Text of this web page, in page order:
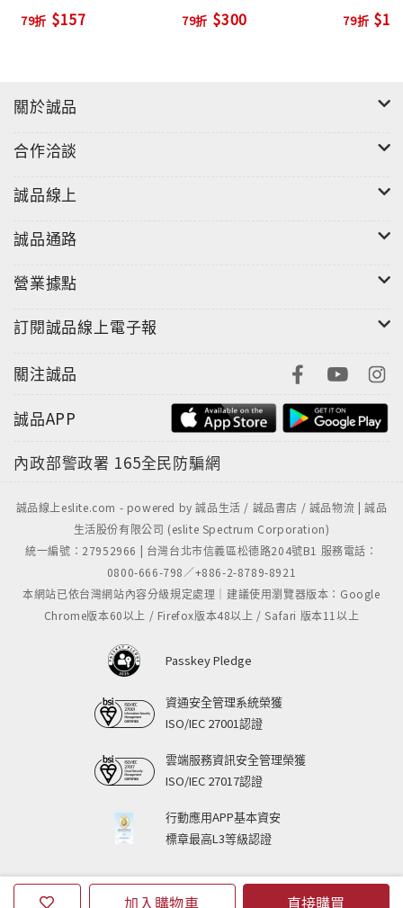
加入購物車 直接購買
79折 $157 79折 $300 79折
關於誠品
合作洽談
誠品線上
誠品通路
營業據點
訂閱誠品線上電子報
關注誠品
誠品APP
內政部警政署 165全民防騙網
誠品線上eslite.com - powered by 誠品生活 / 誠品書店 / 誠品物流 | 誠品
生活股份有限公司 (eslite Spectrum Corporation)
統一編號：27952966 | 台灣台北市信義區松德路204號B1 服務電話：
0800-666-798／+886-2-8789-8921
本網站已依台灣網站內容分級規定處理｜建議使用瀏覽器版本：Google
Chrome版本60以上 / Firefox版本48以上 / Safari 版本11以上
Passkey Pledge
資通安全管理系統榮獲
ISO/IEC 27001認證
雲端服務資訊安全管理榮獲
ISO/IEC 27017認證
行動應用APP基本資安
標章最高L3等級認證